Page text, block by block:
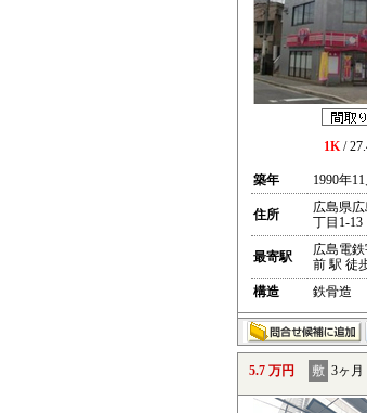
1K/
築年 1990年11
住所
広島県
丁目1-13
最寄駅
広島電
前 駅 徒
構造
鉄骨造
5.7 万円 敷 3ヶ月